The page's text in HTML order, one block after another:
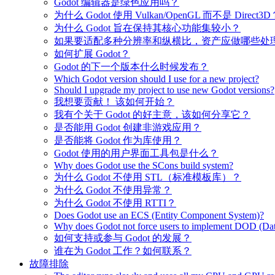
Godot 编辑器是绿色应用吗？
为什么 Godot 使用 Vulkan/OpenGL 而不是 Direct3D
为什么 Godot 旨在保持其核心功能集较小？
如果要适配多种分辨率和纵横比，资产应做哪些处
如何扩展 Godot？
Godot 的下一个版本什么时候发布？
Which Godot version should I use for a new project?
Should I upgrade my project to use new Godot versions?
我想要贡献！ 该如何开始？
我有个关于 Godot 的好主意，该如何分享它？
是否能用 Godot 创建非游戏应用？
是否能将 Godot 作为库使用？
Godot 使用的用户界面工具包是什么？
Why does Godot use the SCons build system?
为什么 Godot 不使用 STL（标准模板库）？
为什么 Godot 不使用异常？
为什么 Godot 不使用 RTTI？
Does Godot use an ECS (Entity Component System)?
Why does Godot not force users to implement DOD
如何支持或参与 Godot 的发展？
谁在为 Godot 工作？如何联系？
故障排除